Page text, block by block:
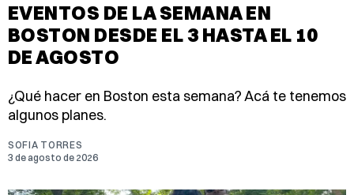
EVENTOS DE LA SEMANA EN
BOSTON DESDE EL 3 HASTA EL 10
DE AGOSTO
¿Qué hacer en Boston esta semana? Acá te tenemos
algunos planes.
SOFIA TORRES
3 de agosto de 2026